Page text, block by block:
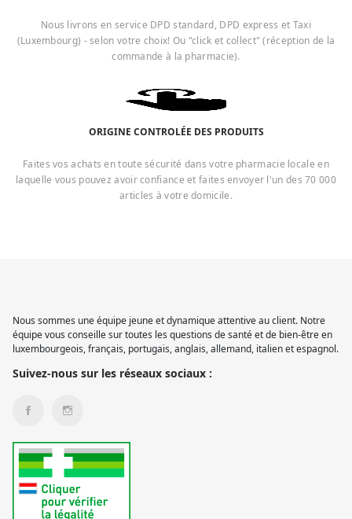
Nous livrons en service DPD standard, DPD express et Taxi
(Luxembourg) - selon votre choix! Ou "click et collect" (réception de la
commande à la pharmacie).
ORIGINE CONTROLÉE DES PRODUITS
Faites vos achats en toute sécurité dans votre pharmacie locale en
laquelle vous pouvez avoir confiance et faites envoyer l'un des 70 000
articles à votre domicile.
Nous sommes une équipe jeune et dynamique attentive au client. Notre
équipe vous conseille sur toutes les questions de santé et de bien-être en
luxembourgeois, français, portugais, anglais, allemand, italien et espagnol.
Suivez-nous sur les réseaux sociaux :